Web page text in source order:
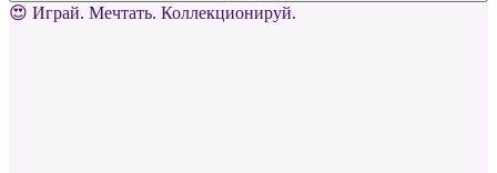
😍 Играй. Мечтать. Коллекционируй.